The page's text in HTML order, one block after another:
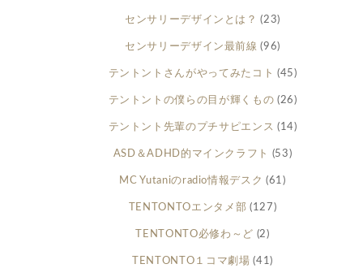
センサリーデザインとは？ (23)
センサリーデザイン最前線 (96)
テントントさんがやってみたコト (45)
テントントの僕らの目が輝くもの (26)
テントント先輩のプチサピエンス (14)
ASD＆ADHD的マインクラフト (53)
MC Yutaniのradio情報デスク (61)
TENTONTOエンタメ部 (127)
TENTONTO必修わ～ど (2)
TENTONTO１コマ劇場 (41)